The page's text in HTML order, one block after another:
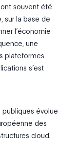
souvent été
sur la base de
l’économie
une
plateformes
s’est
publiques évolue
des
cloud.